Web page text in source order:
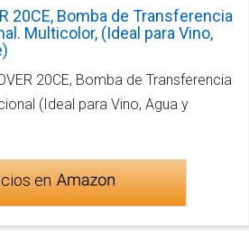
20CE, Bomba de Transferencia
Multicolor, (Ideal para Vino,
20CE, Bomba de Transferencia
(Ideal para Vino, Agua y
en